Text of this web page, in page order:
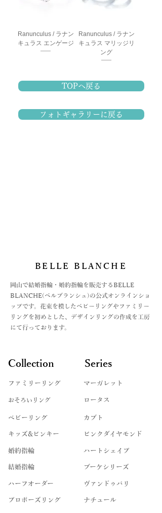
Ranunculus / ラナン
キュラス エンゲージ
Ranunculus / ラナン
キュラス マリッジリ
ング
TOPへ戻る
フォトギャラリーに戻る
BELLE BLANCHE
​岡山で結婚指輪・婚約指輪を販売するBELLE
BLANCHE(ベルブランシュ)の公式オンラインショ
ップです。花束を模したベビーリングやファミリー
リングを初めとした、デザインリングの作成を工房
にて行っております。
Collection Series
ファミリーリング マーガレット
​おそろいリング ロータス
ベビーリング カブト
キッズ&ピンキー ピンクダイヤモンド
婚約指輪 ハートシェイプ
結婚指輪 ブーケシリーズ
​ハーフオーダー ヴァンドゥパリ
プロポーズリング ​ナチュール